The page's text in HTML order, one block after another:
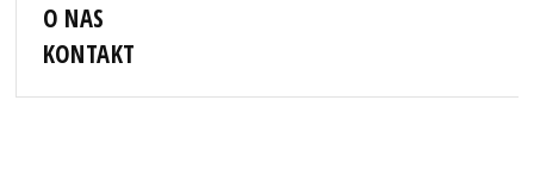
O NAS
KONTAKT